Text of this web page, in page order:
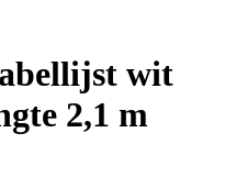
wit
2,1 m